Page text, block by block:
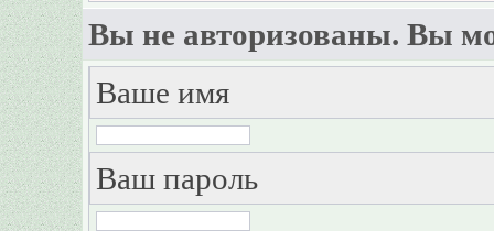
Вы не авторизованы. Вы
Ваше имя
Ваш пароль